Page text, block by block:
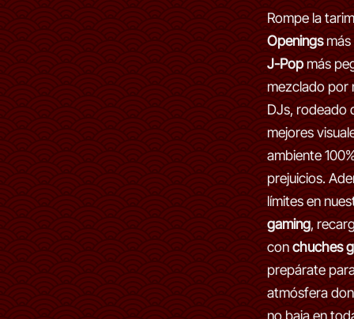
Rompe la
Openingsmás
J-Popmás
mezclado por
DJs, rodeado
mejores
ambiente
prejuicios.
límites en
gaming,
conchuches
prepárate
atmósfera
no baja en